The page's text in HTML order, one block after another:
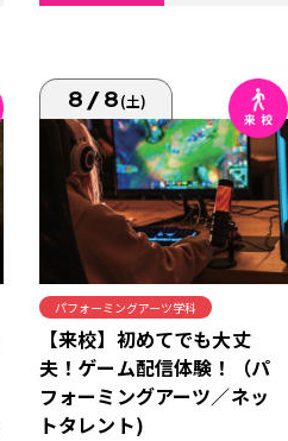
8/8(土)
パフォーミングアーツ学科
【来校】初めてでも大丈
夫！ゲーム配信体験！（パ
フォーミングアーツ／ネッ
トタレント)